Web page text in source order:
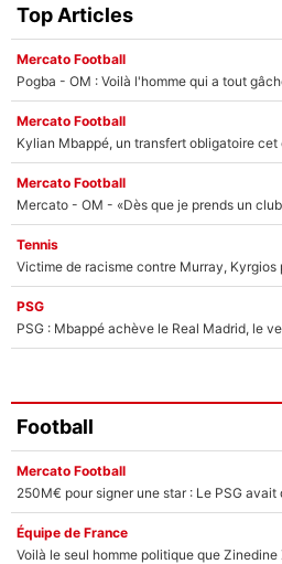
Top Articles
Mercato Football
Pogba - OM : Voilà l'homme qui a tout
Mercato Football
Kylian Mbappé, un transfert obligatoire cet
Mercato Football
Tennis
PSG
PSG : Mbappé achève le Real Madrid, le
Football
Mercato Football
Équipe de France